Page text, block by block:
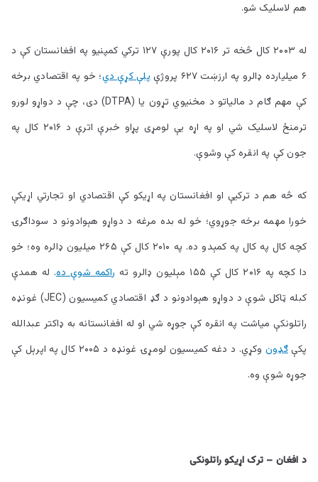
هم لاسليک شو.
له ۲۰۰۳ کال څخه تر ۲۰۱۶ کال پورې ۱۲۷ ترکي کمپنيو په افغانستان کې د
۶ ميليارده ډالرو په ارزښت ۶۲۷ پروژې
پلې کړې دي؛ خو په اقتصادي برخه
کې مهم ګام د مالياتو د مخنيوي تړون يا (DTPA) دی، چې د دواړو لورو
ترمنځ لاسليک شي او په اړه يې لومړی پړاو خبرې اترې د ۲۰۱۶ کال په
جون کې په انقره کې وشوې.
که څه هم د ترکيې او افغانستان په اړيکو کې اقتصادي او تجارتي اړيکې
خورا مهمه برخه جوړوي؛ خو له بده مرغه د دواړو هېوادونو د سوداګرۍ
کچه کال په کال په کمېدو ده. په ۲۰۱۰ کال کې ۲۶۵ میلیون ډالره وه؛ خو
دا کچه په ۲۰۱۶ کال کې ۱۵۵ مېليون ډالرو ته
راکمه شوې ده. له همدې
کبله ټاکل شوې د دواړو هېوادونو د ګډ اقتصادي کميسيون (JEC) غونډه
راتلونکې مياشت په انقره کې جوړه شي او له افغانستانه به ډاکتر عبدالله
پکېګډون
وکړي. د دغه کميسيون لومړۍ غونډه د ۲۰۰۵ کال په اپرېل کې
جوړه شوې وه.
د افغان – ترک اړيکو راتلونکی